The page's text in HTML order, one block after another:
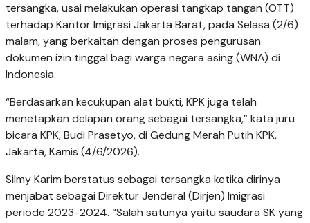
tersangka, usai melakukan operasi tangkap tangan (OTT)
terhadap Kantor Imigrasi Jakarta Barat, pada Selasa (2/6)
malam, yang berkaitan dengan proses pengurusan
dokumen izin tinggal bagi warga negara asing (WNA) di
Indonesia.
“Berdasarkan kecukupan alat bukti, KPK juga telah
menetapkan delapan orang sebagai tersangka,” kata juru
bicara KPK, Budi Prasetyo, di Gedung Merah Putih KPK,
Jakarta, Kamis (4/6/2026).
Silmy Karim berstatus sebagai tersangka ketika dirinya
menjabat sebagai Direktur Jenderal (Dirjen) Imigrasi
periode 2023-2024. “Salah satunya yaitu saudara SK yang